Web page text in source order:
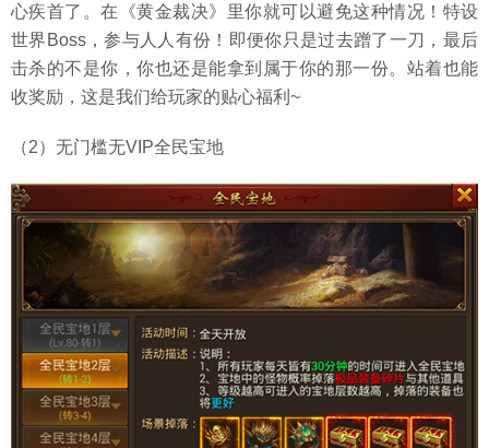
心疾首了。在《黄金裁决》里你就可以避免这种情况！特设
世界Boss，参与人人有份！即便你只是过去蹭了一刀，最后
击杀的不是你，你也还是能拿到属于你的那一份。站着也能
收奖励，这是我们给玩家的贴心福利~
（2）无门槛无VIP全民宝地